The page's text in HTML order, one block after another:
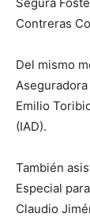
Segura
Contreras
Del mismo
Emilio
(IAD).
También
Especial
Claudio